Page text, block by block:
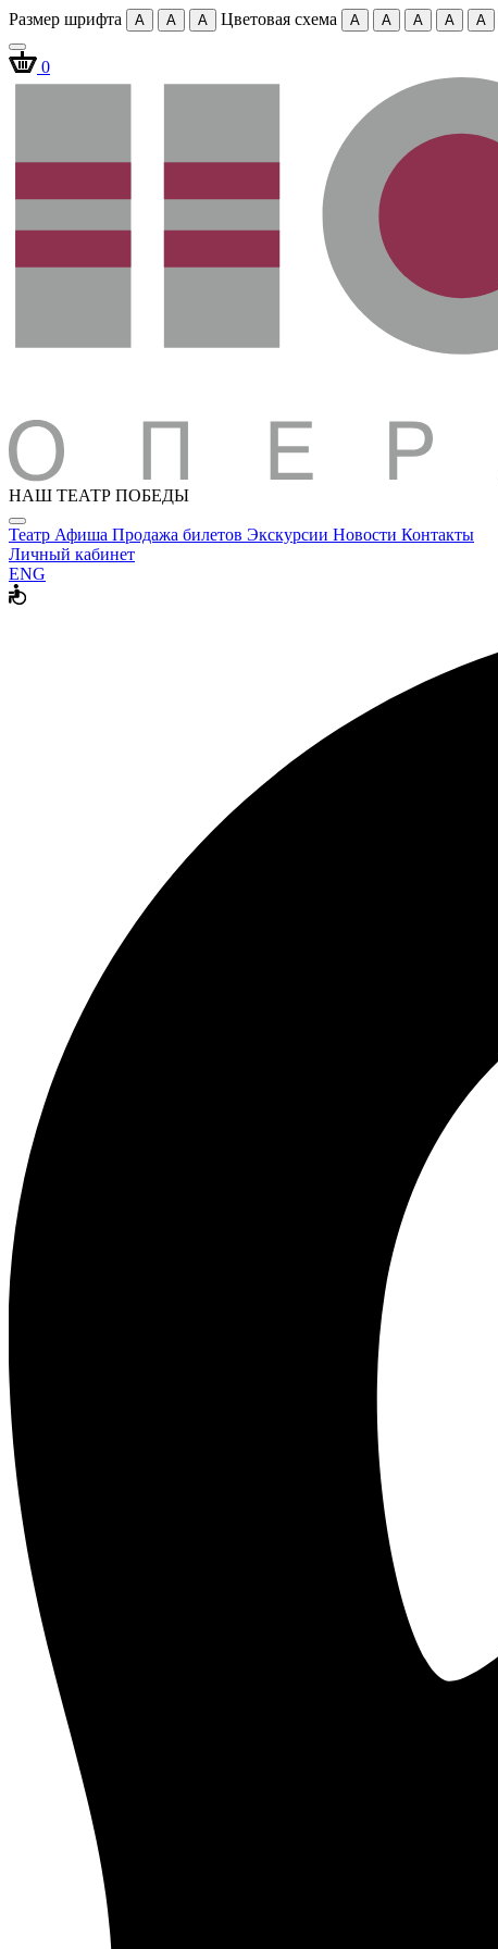
Размер шрифта A A A Цветовая схема A A A A A
0
НАШ ТЕАТР ПОБЕДЫ
Театр Афиша Продажа билетов Экскурсии Новости Контакты
Личный кабинет
ENG